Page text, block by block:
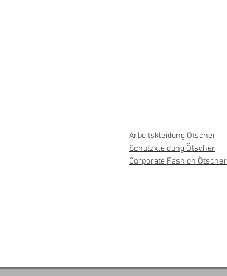
Arbeitskleidung Ötscher
Schutzkleidung Ötscher
Corporate Fashion Ötscher